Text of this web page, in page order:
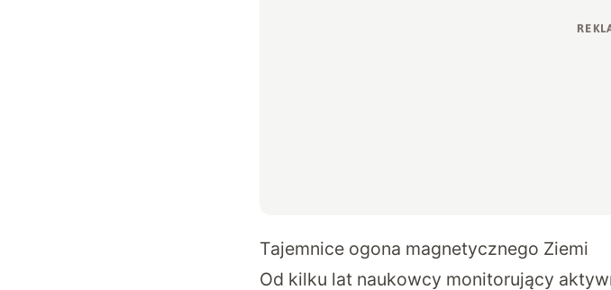
Tajemnice ogona magnetycznego Ziemi
Od kilku lat naukowcy monitorujący